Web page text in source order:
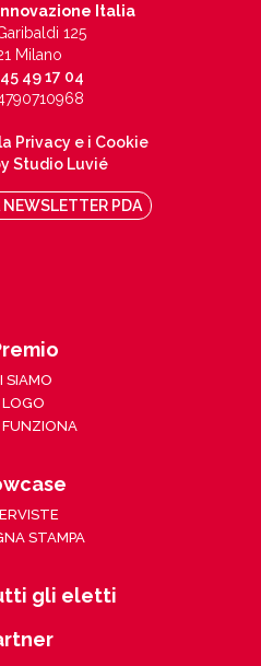
Italia
125
Milano
49 17 04
Privacy e i Cookie
Studio Luvié
NEWSLETTER PDA
SIAMO
LOGO
STAMPA
gli eletti